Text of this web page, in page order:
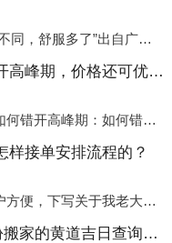
塔河县“这贵点的就是不同，舒服多了”出自广州运营邓经理的口中。2023年开年刚出来，三个司机（加盟蓝犀牛的个人队伍）便请广州经理去佛山娱乐场所大消费了一次，据知悉一晚消费达一万多，由三人平摊费用，燃鹅这样的
塔河县教您搬家错开高峰期，价格还可优惠！
塔河县中迁搬家教您如何错开高峰期：如何错开高峰期搬家，中迁搬家做了一些电话数据统计和分析，发现市民中午2点左右访问网站的人是最多的，电话咨询是早上9点左右是最多的，预约搬家周六和周日是最多的，网上QQ微
样接单安排流程的？
塔河县为广州搬家客户方便，下写关于我老大众搬家公司接单的流程，九条给搬家朋友参考，了解搬家公司工序，免去搬家时的没有准备好的工作，给您及时快速的搬好家。一．电话咨询：专人接待客户电话咨询，初步了解客户搬 家
塔河县2022年7月份搬家的黄道吉日查询大全一览表哪天适合搬家好日子